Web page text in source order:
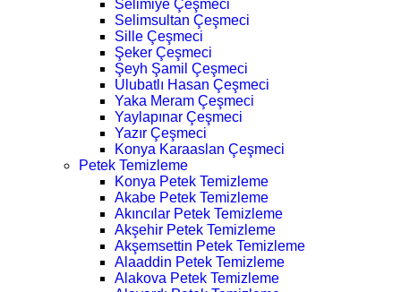
Selimiye Çeşmeci
Selimsultan Çeşmeci
Sille Çeşmeci
Şeker Çeşmeci
Şeyh Şamil Çeşmeci
Ulubatlı Hasan Çeşmeci
Yaka Meram Çeşmeci
Yaylapınar Çeşmeci
Yazır Çeşmeci
Konya Karaaslan Çeşmeci
Petek Temizleme
Konya Petek Temizleme
Akabe Petek Temizleme
Akıncılar Petek Temizleme
Akşehir Petek Temizleme
Akşemsettin Petek Temizleme
Alaaddin Petek Temizleme
Alakova Petek Temizleme